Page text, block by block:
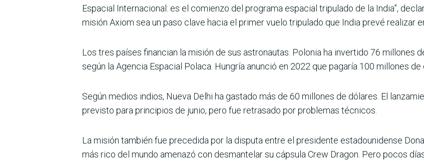
Espacial Internacional: es el comienzo del programa espacial tripulado de la India”,
misión Axiom sea un paso clave hacia el primer vuelo tripulado que India prevé realizar
Los tres países financian la misión de sus astronautas. Polonia ha invertido 76 millones
según la Agencia Espacial Polaca. Hungría anunció en 2022 que pagaría 100 millones de
Según medios indios, Nueva Delhi ha gastado más de 60 millones de dólares. El
previsto para principios de junio, pero fue retrasado por problemas técnicos.
La misión también fue precedida por la disputa entre el presidente estadounidense
más rico del mundo amenazó con desmantelar su cápsula Crew Dragon. Pero pocos